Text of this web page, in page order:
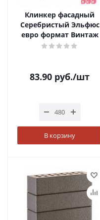
Клинкер фасадный
Серебристый Эльфюс
евро формат Винтаж
83.90 руб./шт
В корзину